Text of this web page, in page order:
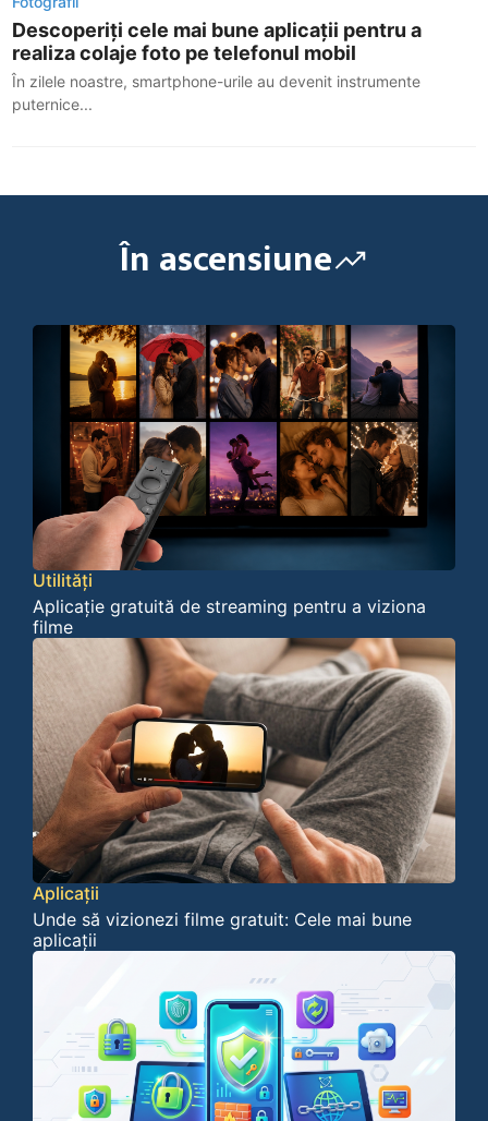
Descoperiți cele mai bune aplicații pentru a
realiza colaje foto pe telefonul mobil
În zilele noastre, smartphone-urile au devenit instrumente
puternice...
În ascensiune
Utilități
Aplicație gratuită de streaming pentru a viziona
filme
Aplicații
Unde să vizionezi filme gratuit: Cele mai bune
aplicații